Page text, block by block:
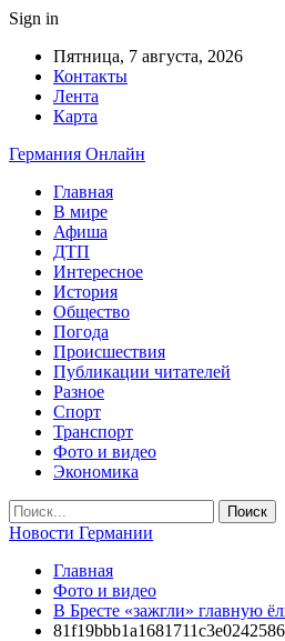
Sign in
Пятница, 7 августа, 2026
Контакты
Лента
Карта
Германия Онлайн
Главная
В мире
Афиша
ДТП
Интересное
История
Общество
Погода
Происшествия
Публикации читателей
Разное
Спорт
Транспорт
Фото и видео
Экономика
Новости Германии
Главная
Фото и видео
В Бресте «зажгли» главную